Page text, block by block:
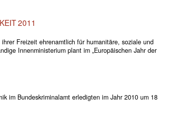
2011
Freizeit ehrenamtlich für humanitäre, soziale und
Innenministerium plant im „Europäischen Jahr der
im Bundeskriminalamt erledigten im Jahr 2010 um 18